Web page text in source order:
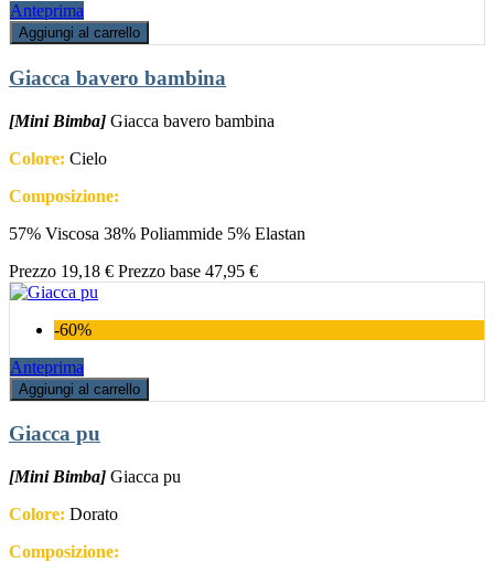
Anteprima
Aggiungi al carrello
Giacca bavero bambina
[Mini Bimba] Giacca bavero bambina
Colore: Cielo
Composizione:
57% Viscosa 38% Poliammide 5% Elastan
Prezzo 19,18 € Prezzo base 47,95 €
-60%
Anteprima
Aggiungi al carrello
Giacca pu
[Mini Bimba] Giacca pu
Colore: Dorato
Composizione: